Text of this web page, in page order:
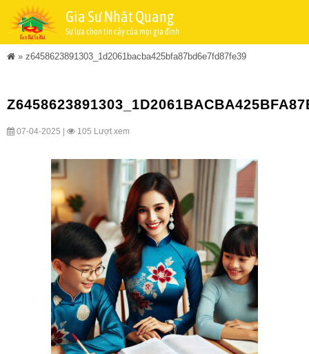
Gia Sư Nhật Quang
Sự lựa chọn tin cậy của mọi gia đình
» z6458623891303_1d2061bacba425bfa87bd6e7fd87fe39
07-04-2025 | 105 Lượt xem